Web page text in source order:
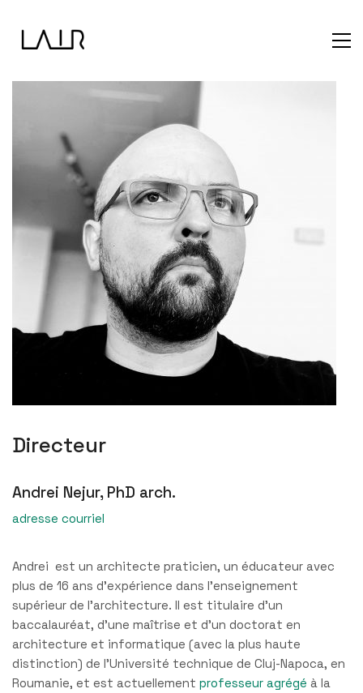
Directeur
Andrei Nejur, PhD arch.
adresse courriel
Andrei est un architecte praticien, un éducateur avec
plus de 16 ans d’expérience dans l’enseignement
supérieur de l’architecture. Il est titulaire d’un
baccalauréat, d’une maîtrise et d’un doctorat en
architecture et informatique (avec la plus haute
distinction) de l’Université technique de Cluj-Napoca, en
Roumanie, et est actuellement professeur agrégé à la